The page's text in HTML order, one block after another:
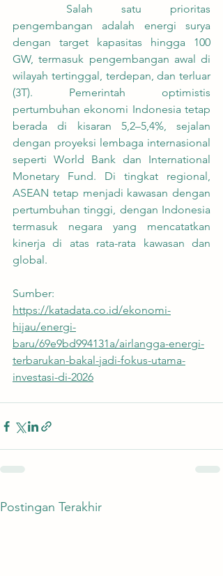
pengembangan adalah energi surya
dengan target kapasitas hingga 100
GW, termasuk pengembangan awal di
wilayah tertinggal, terdepan, dan terluar
(3T). Pemerintah optimistis
pertumbuhan ekonomi Indonesia tetap
berada di kisaran 5,2–5,4%, sejalan
dengan proyeksi lembaga internasional
seperti World Bank dan International
Monetary Fund. Di tingkat regional,
ASEAN tetap menjadi kawasan dengan
pertumbuhan tinggi, dengan Indonesia
termasuk negara yang mencatatkan
kinerja di atas rata-rata kawasan dan
global.
Sumber:
https://katadata.co.id/ekonomi-
hijau/energi-
baru/69e9bd994131a/airlangga-energi-
terbarukan-bakal-jadi-fokus-utama-
investasi-di-2026
Postingan Terakhir